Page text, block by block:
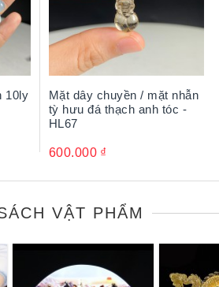
10ly
Mặt dây chuyền / mặt nhẫn
tỳ hưu đá thạch anh tóc -
HL67
600.000 ₫
VẬT PHẨM